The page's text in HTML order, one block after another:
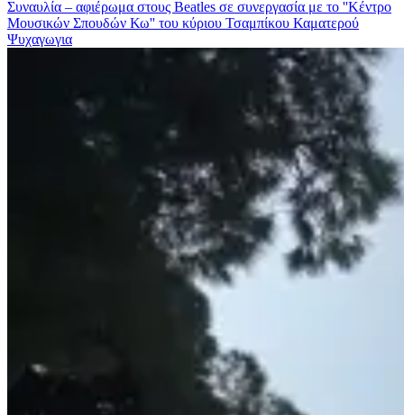
Συναυλία – αφιέρωμα στους Beatles σε συνεργασία με το ''Κέντρο
Μουσικών Σπουδών Κω'' του κύριου Τσαμπίκου Καματερού
Ψυχαγωγια